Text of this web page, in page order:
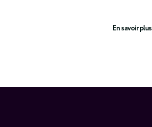
En savoir plus